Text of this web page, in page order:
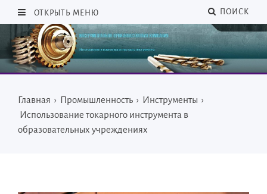
ОТКРЫТЬ МЕНЮ ПОИСК
Главная › Промышленность › Инструменты ›
Использование токарного инструмента в
образовательных учреждениях